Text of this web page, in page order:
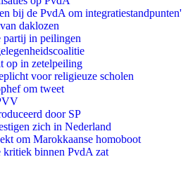
bij de PvdA om integratiestandpunten'
daklozen
in peilingen
op in zetelpeiling
voor religieuze scholen
om tweet
door SP
zich in Nederland
om Marokkaanse homoboot
kritiek binnen PvdA zat